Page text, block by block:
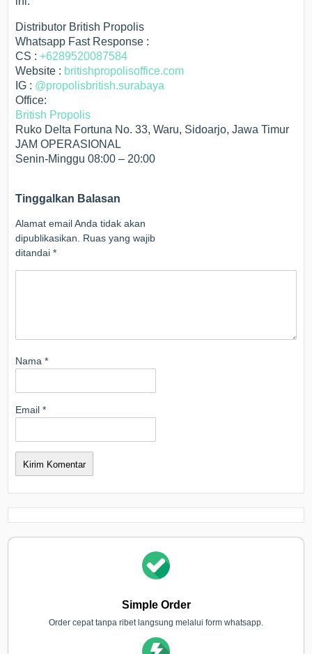
Distributor British Propolis
Whatsapp Fast Response :
CS :+6289520087584
Website : britishpropolisoffice.com
IG : @propolisbritish.surabaya
Office:
British Propolis
Ruko Delta Fortuna No. 33, Waru, Sidoarjo, Jawa Timur
JAM OPERASIONAL
Senin-Minggu 08:00 – 20:00
Tinggalkan Balasan
Alamat email Anda tidak akan
dipublikasikan.
Ruas yang wajib
ditandai*
Nama*
Email*
Simple Order
Order cepat tanpa ribet langsung melalui form whatsapp.